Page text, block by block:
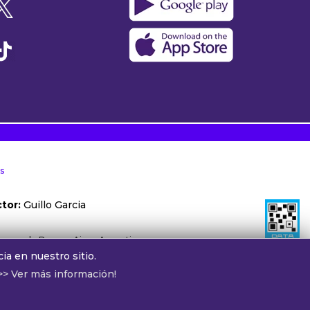
Guillo Garcia
de Buenos Aires, Argentina.
cv@alphamedia.com.ar
en nuestro sitio.
Ver más información!